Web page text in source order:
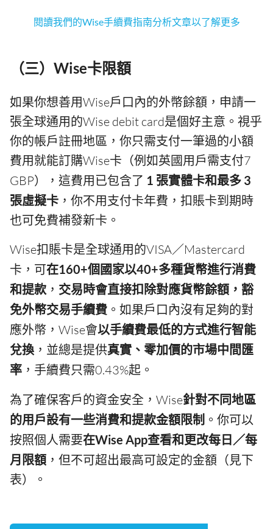
閱讀我們的Wise手續費指南分析文章以了解更多
（三）Wise卡限額
如果你想善用Wise戶口內的外幣餘額，申請一
張全球通用的Wise debit card是個好主意。視乎
你的帳戶註冊地區，你只需支付一筆過的小額
費用就能訂購Wise卡（例如英國用戶需支付7
GBP），這費用已包含了 1 張實體卡和最多 3
張虛擬卡 ，你不用支付卡年費，扣賬卡到期時
也可免費補發新卡。
Wise扣賬卡是全球通用的VISA／Mastercard
卡，可在160+個國家以40+多種貨幣進行消費
和提款， 交易時會直接扣除對應貨幣餘額，豁
免外幣交易手續費 。如果戶口內沒有足夠的對
應外幣，Wise會以手續費最低的方式進行智能
兌換 ，並總是提供真實、零加價的市場中間匯
率 ，手續費只需0.43%起。
為了確保客戶的資金安全，Wise針對不同地區
的用戶設有一些消費和提款金額限制 。你可以
按照個人需要在Wise App查看和更改每日／每
月限額 ，但不可超出最高可設定的金額（見下
表）。